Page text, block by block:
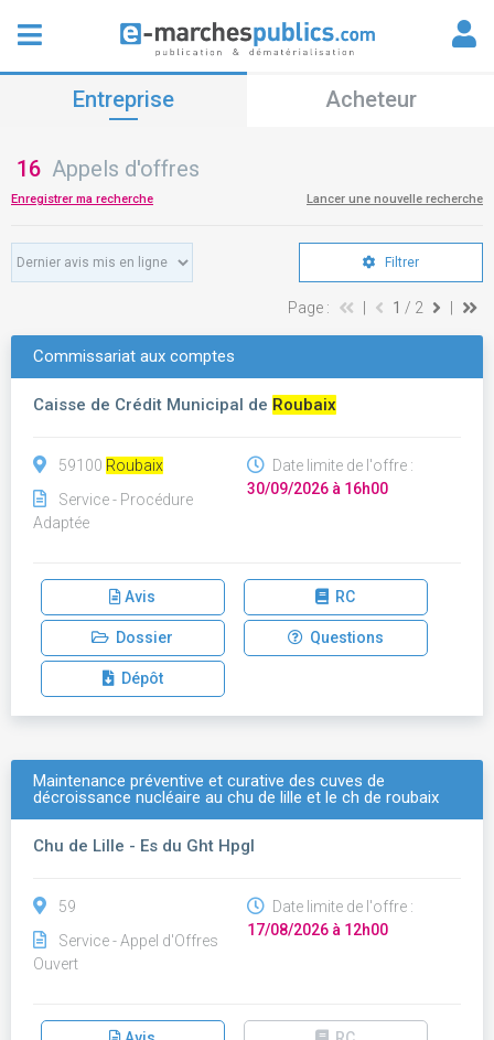
Entreprise Acheteur
16 Appels d'offres
Enregistrer ma recherche Lancer une nouvelle recherche
Filtrer
Page : 1 / 2
Commissariat aux comptes
Caisse de Crédit Municipal de Roubaix
59100 Roubaix
Service - Procédure
Adaptée
Date limite de l'offre :
30/09/2026 à 16h00
Avis RC
Dossier Questions
Dépôt
Maintenance préventive et curative des cuves de
décroissance nucléaire au chu de lille et le ch de roubaix
Chu de Lille - Es du Ght Hpgl
59
Service - Appel d'Offres
Ouvert
Date limite de l'offre :
17/08/2026 à 12h00